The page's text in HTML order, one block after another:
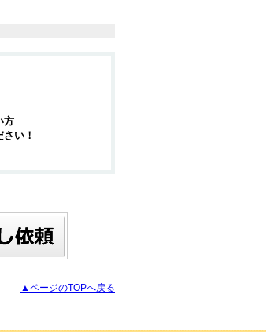
方
い！
▲ページのTOPへ戻る